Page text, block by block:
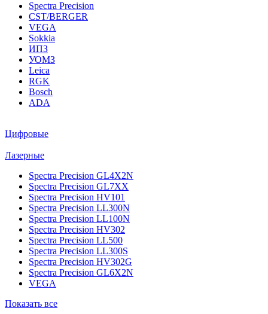
Spectra Precision
CST/BERGER
VEGA
Sokkia
ИПЗ
УОМЗ
Leica
RGK
Bosch
ADA
Цифровые
Лазерные
Spectra Precision GL4X2N
Spectra Precision GL7XX
Spectra Precision HV101
Spectra Precision LL300N
Spectra Precision LL100N
Spectra Precision HV302
Spectra Precision LL500
Spectra Precision LL300S
Spectra Precision HV302G
Spectra Precision GL6X2N
VEGA
Показать все